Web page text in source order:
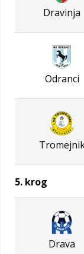
Dravinja
Odranci
5. krog
Drava